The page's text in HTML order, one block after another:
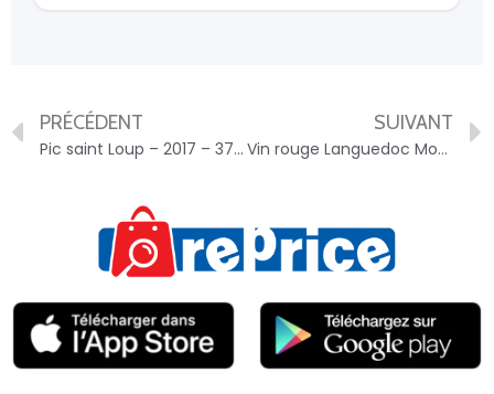
PRÉCÉDENT
Pic saint Loup – 2017 – 3760115334014
SUIVANT
Vin rouge Languedoc Montpeyroux CHATEAU MANDAGOT – 3385740029502